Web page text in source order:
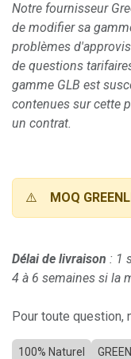
Notre fournisseur
de modifier sa
problèmes
de questions
gamme GLB est
contenues sur cette
un contrat.
⚠️ MOQ
Délai de livraison : 1
4 à 6 semaines si la
Pour toute question,
100% Naturel